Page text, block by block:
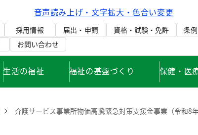
音声読み上げ・文字拡大・色合い変更
採用情報 届出・申請 資格・試験・免許 条
お問い合わせ
生活の福祉 福祉の基盤づくり 保健・医
介護サービス事業所物価高騰緊急対策支援金事業（令和8